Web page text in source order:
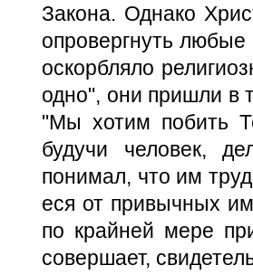
Закона. Однако
опроверг­нуть
оскорбляло
од­но", они пришли в
"Мы хотим побить
будучи человек,
понимал, что им
еся от привычных
по крайней мере
совершает,